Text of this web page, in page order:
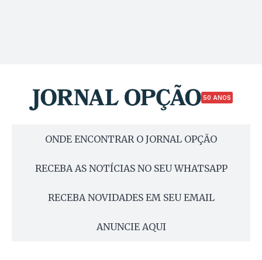
50 ANOS
ONDE ENCONTRAR O JORNAL OPÇÃO
RECEBA AS NOTÍCIAS NO SEU WHATSAPP
RECEBA NOVIDADES EM SEU EMAIL
ANUNCIE AQUI